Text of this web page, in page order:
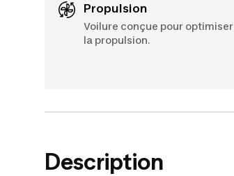
Propulsion
Voilure conçue pour optimiser
la propulsion.
Description